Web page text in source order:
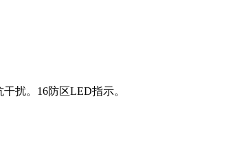
扰。16防区LED指示。